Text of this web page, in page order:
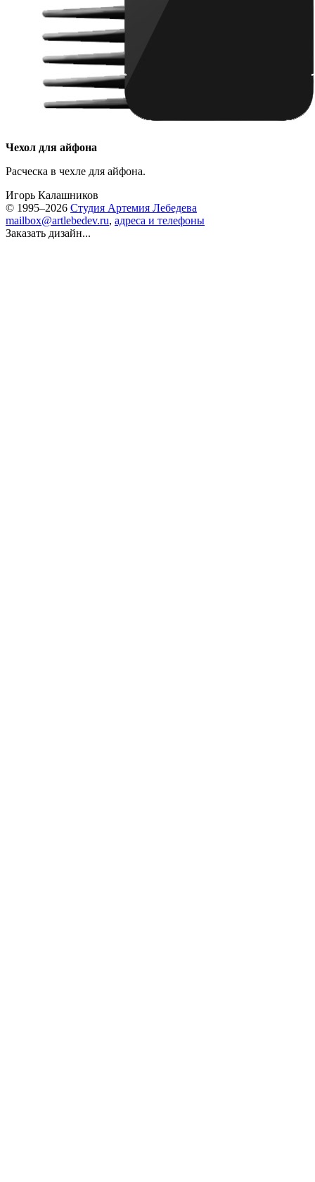
Чехол для айфона
Расческа в чехле для айфона.
Игорь Калашников
© 1995–2026 Студия Артемия Лебедева
mailbox@artlebedev.ru, адреса и телефоны
Заказать дизайн...